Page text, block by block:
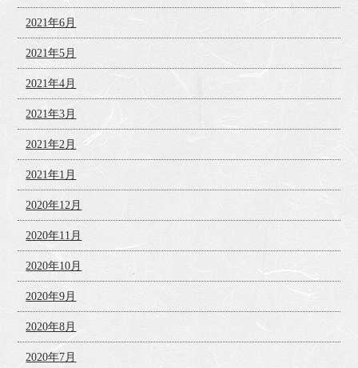
2021年6月
2021年5月
2021年4月
2021年3月
2021年2月
2021年1月
2020年12月
2020年11月
2020年10月
2020年9月
2020年8月
2020年7月